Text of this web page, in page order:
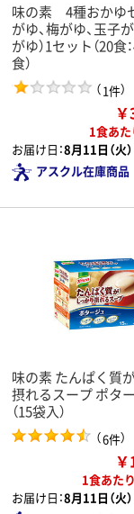
味の素 4種おかゆ
がゆ、梅がゆ、玉子
がゆ）1セット（20食
食）
（1件）
1食あ
お届け日：8月11日（火）
アスクル在庫商品
味の素 たんぱく質
摂れるスープ ポタ
（15袋入）
（6件）
1食あた
お届け日：8月11日（火）